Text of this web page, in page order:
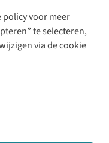
policy voor meer
te selecteren,
via de cookie